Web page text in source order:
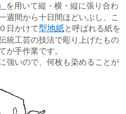
を用いて縦・横・縦に張り合わ
週間から十日間ほどいぶし、こ
日かけて型地紙と呼ばれる紙を
統工芸の技法で彫り上げたもの
が手作業です。
強いので、何枚も染めることが